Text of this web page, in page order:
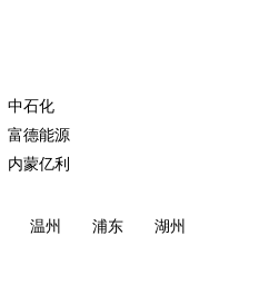
中石化
富德能源
内蒙亿利
温州 浦东
湖州